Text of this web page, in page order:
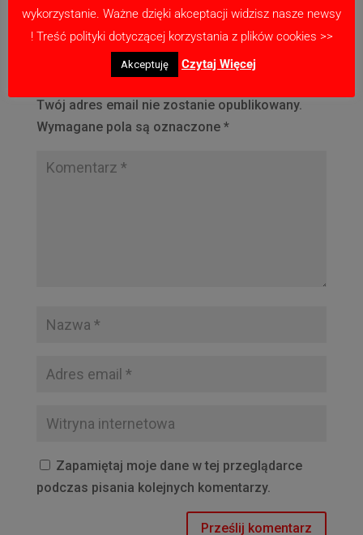
Prześlij komentarz
Twój adres email nie zostanie opublikowany.
Wymagane pola są oznaczone *
Zapamiętaj moje dane w tej przeglądarce
podczas pisania kolejnych komentarzy.
wykorzystanie. Ważne dzięki akceptacji widzisz nasze newsy
! Treść polityki dotyczącej korzystania z plików cookies >>
Akceptuję Czytaj Więcej